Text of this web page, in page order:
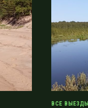
ВСЕ ВЫЕЗДЫ